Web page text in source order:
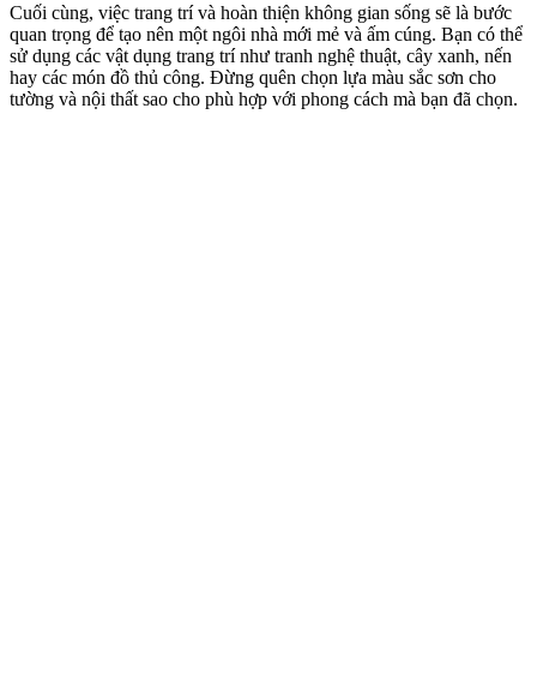
Cuối cùng, việc trang trí và hoàn thiện không gian sống sẽ là bước
quan trọng để tạo nên một ngôi nhà mới mẻ và ấm cúng. Bạn có thể
sử dụng các vật dụng trang trí như tranh nghệ thuật, cây xanh, nến
hay các món đồ thủ công. Đừng quên chọn lựa màu sắc sơn cho
tường và nội thất sao cho phù hợp với phong cách mà bạn đã chọn.